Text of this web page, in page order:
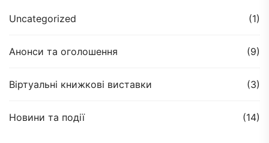
Uncategorized (1)
Анонси та оголошення (9)
Віртуальні книжкові виставки (3)
Новини та події (14)